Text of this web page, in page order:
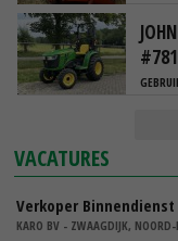
VACATURES
Verkoper
KARO BV - ZWAAGDIJK, NOORD-